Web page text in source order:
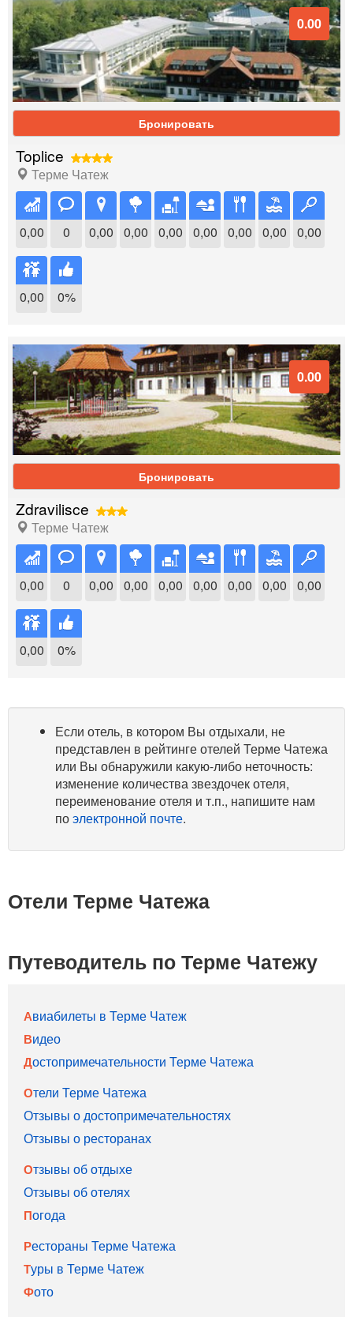
0.00
Бронировать
Toplice
Терме Чатеж
0,00 0 0,00 0,00 0,00 0,00 0,00 0,00 0,00
0,00 0%
0.00
Бронировать
Zdravilisce
Терме Чатеж
0,00 0 0,00 0,00 0,00 0,00 0,00 0,00 0,00
0,00 0%
Если отель, в котором Вы отдыхали, не
представлен в рейтинге отелей Терме Чатежа
или Вы обнаружили какую-либо неточность:
изменение количества звездочек отеля,
переименование отеля и т.п., напишите нам
поэлектронной почте.
Отели Терме Чатежа
Путеводитель по Терме Чатежу
Авиабилеты в Терме Чатеж
Видео
Достопримечательности Терме Чатежа
Отели Терме Чатежа
Отзывы о достопримечательностях
Отзывы о ресторанах
Отзывы об отдыхе
Отзывы об отелях
Погода
Рестораны Терме Чатежа
Туры в Терме Чатеж
Фото